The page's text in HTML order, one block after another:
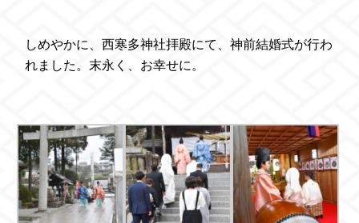
しめやかに、西寒多神社拝殿にて、神前結婚式が行わ
れました。 末永く、お幸せに。